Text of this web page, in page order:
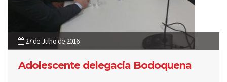
27 de Julho de 2016
Adolescente delegacia Bodoquena